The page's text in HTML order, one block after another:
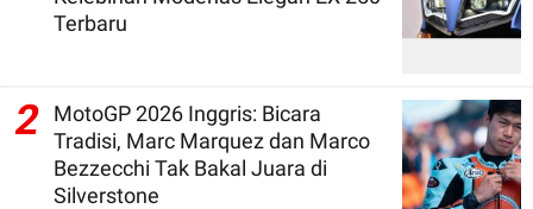
Terbaru
2
MotoGP 2026 Inggris: Bicara
Tradisi, Marc Marquez dan Marco
Bezzecchi Tak Bakal Juara di
Silverstone